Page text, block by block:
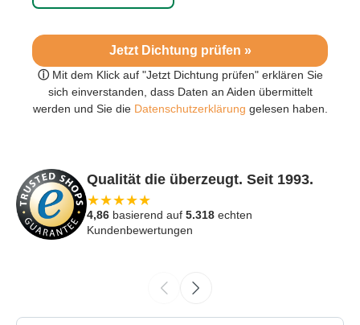
Jetzt Dichtung prüfen »
ⓘ Mit dem Klick auf "Jetzt Dichtung prüfen" erklären Sie
sich einverstanden, dass Daten an Aiden übermittelt
werden und Sie dieDatenschutzerklärung gelesen haben.
Qualität die überzeugt. Seit 1993.
★★★★★
4,86 basierend auf 5.318 echten
Kundenbewertungen